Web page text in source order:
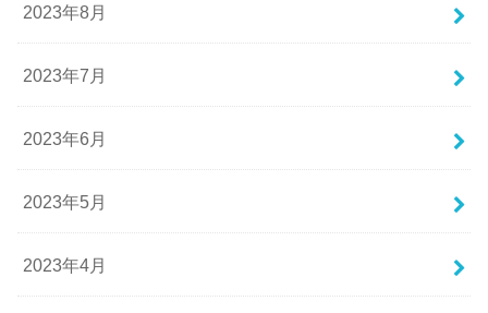
2023年8月
2023年7月
2023年6月
2023年5月
2023年4月